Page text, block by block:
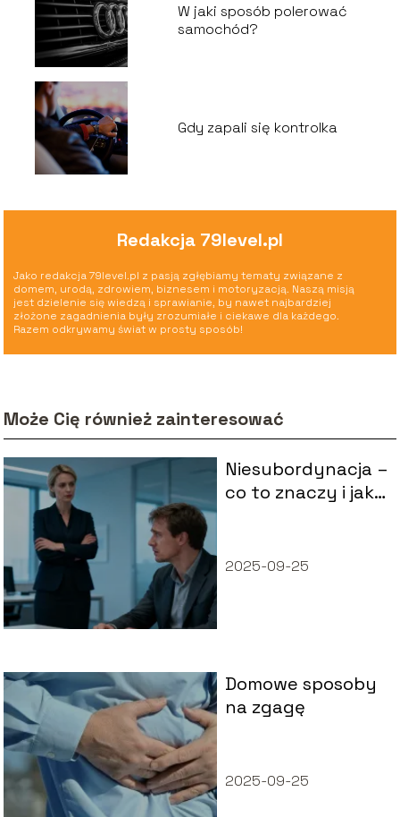
W jaki sposób polerować
samochód?
Gdy zapali się kontrolka
Redakcja 79level.pl
Jako redakcja 79level.pl z pasją zgłębiamy tematy związane z
domem, urodą, zdrowiem, biznesem i motoryzacją. Naszą misją
jest dzielenie się wiedzą i sprawianie, by nawet najbardziej
złożone zagadnienia były zrozumiałe i ciekawe dla każdego.
Razem odkrywamy świat w prosty sposób!
Może Cię również zainteresować
Niesubordynacja –
co to znaczy i jakie
2025-09-25
Domowe sposoby
na zgagę
2025-09-25